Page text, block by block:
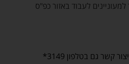
לעבוד באזור כפ"ס
קשר גם בטלפון 3149*